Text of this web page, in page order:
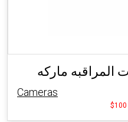
Cameras
$100